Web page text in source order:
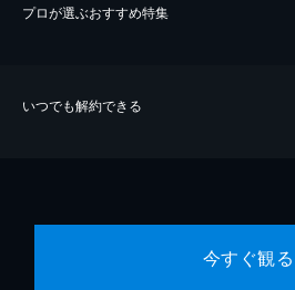
プロが選ぶおすすめ特集
いつでも解約できる
今すぐ観る